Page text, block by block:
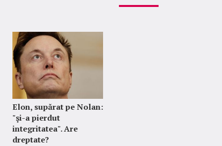
Elon, supărat pe Nolan:
"şi-a pierdut
integritatea". Are
dreptate?